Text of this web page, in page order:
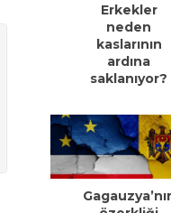
Erkekler
neden
kaslarının
ardına
saklanıyor?